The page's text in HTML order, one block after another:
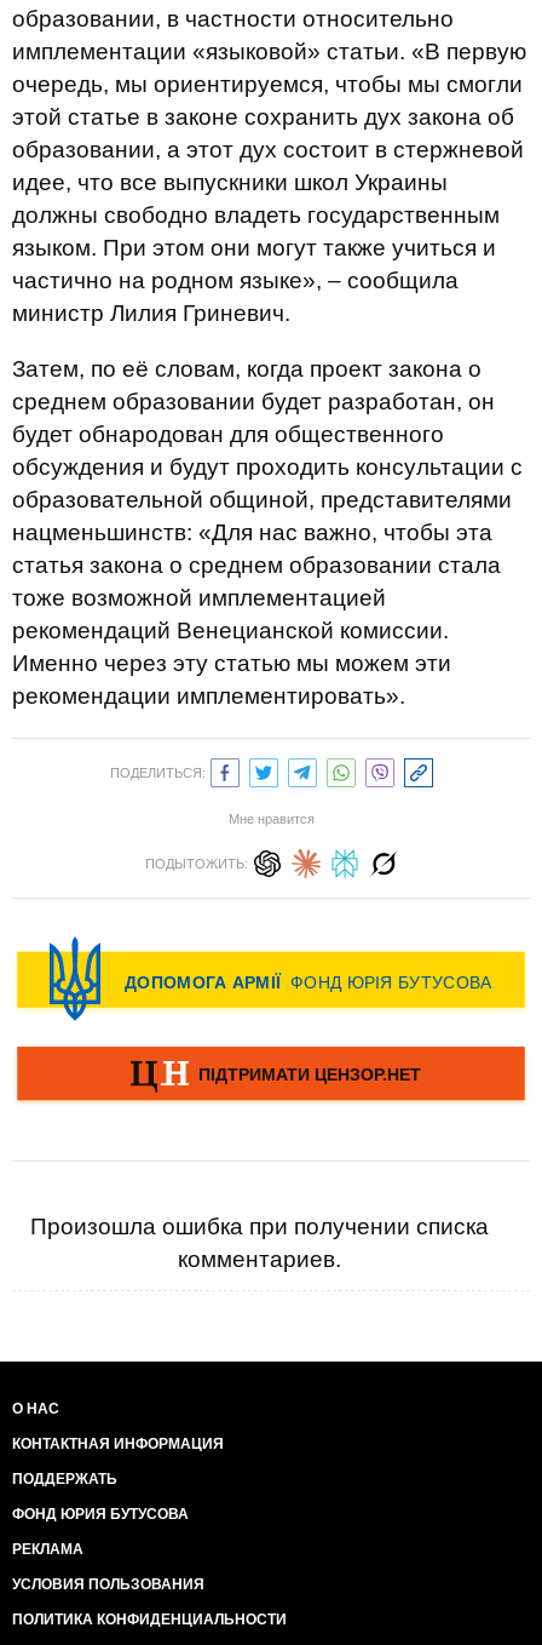
образовании, в частности относительно
имплементации «языковой» статьи. «В первую
очередь, мы ориентируемся, чтобы мы смогли
этой статье в законе сохранить дух закона об
образовании, а этот дух состоит в стержневой
идее, что все выпускники школ Украины
должны свободно владеть государственным
языком. При этом они могут также учиться и
частично на родном языке», – сообщила
министр Лилия Гриневич.
Затем, по её словам, когда проект закона о
среднем образовании будет разработан, он
будет обнародован для общественного
обсуждения и будут проходить консультации с
образовательной общиной, представителями
нацменьшинств: «Для нас важно, чтобы эта
статья закона о среднем образовании стала
тоже возможной имплементацией
рекомендаций Венецианской комиссии.
Именно через эту статью мы можем эти
рекомендации имплементировать».
ПОДЕЛИТЬСЯ:
Мне нравится
ПОДЫТОЖИТЬ:
Произошла ошибка при получении списка
комментариев.
О НАС
КОНТАКТНАЯ ИНФОРМАЦИЯ
ПОДДЕРЖАТЬ
ФОНД ЮРИЯ БУТУСОВА
РЕКЛАМА
УСЛОВИЯ ПОЛЬЗОВАНИЯ
ПОЛИТИКА КОНФИДЕНЦИАЛЬНОСТИ